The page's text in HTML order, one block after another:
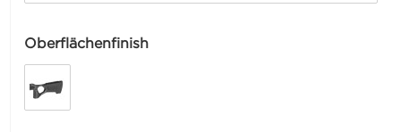
Oberflächenfinish